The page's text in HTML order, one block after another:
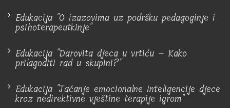
Edukacija "O izazovima uz podršku pedagoginje i
psihoterapeutkinje"
Edukacija "Darovita djeca u vrtiću – Kako
prilagoditi rad u skupini?"
Edukacija "Jačanje emocionalne inteligencije djece
kroz nedirektivne vještine terapije igrom"